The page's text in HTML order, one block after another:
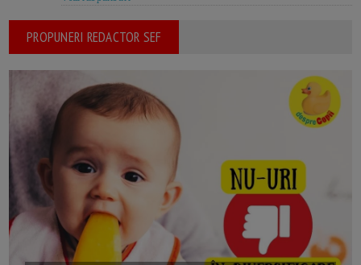
PROPUNERI REDACTOR SEF